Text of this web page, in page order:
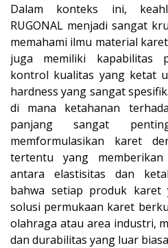
Dalam konteks ini,
RUGONAL menjadi sangat
memahami ilmu material
juga memiliki kapabilitas
kontrol kualitas yang ketat
hardness yang sangat
di mana ketahanan
panjang sangat
memformulasikan karet
tertentu yang memberikan
antara elastisitas dan
bahwa setiap produk karet
solusi permukaan karet
olahraga atau area industri,
dan durabilitas yang luar